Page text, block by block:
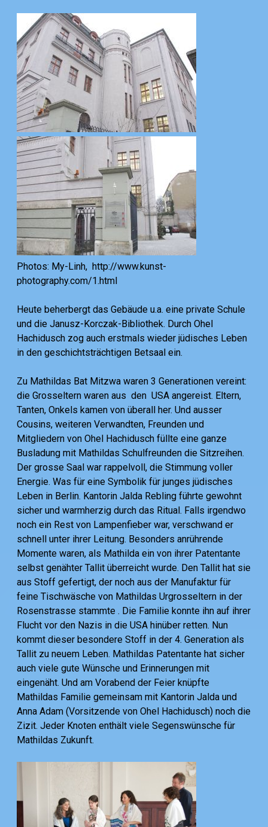
Photos: My-Linh, http://www.kunst-
photography.com/1.html
Heute beherbergt das Gebäude u.a. eine private Schule
und die Janusz-Korczak-Bibliothek. Durch Ohel
Hachidusch zog auch erstmals wieder jüdisches Leben
in den geschichtsträchtigen Betsaal ein.
Zu Mathildas Bat Mitzwa waren 3 Generationen vereint:
die Grosseltern waren aus den USA angereist. Eltern,
Tanten, Onkels kamen von überall her. Und ausser
Cousins, weiteren Verwandten, Freunden und
Mitgliedern von Ohel Hachidusch füllte eine ganze
Busladung mit Mathildas Schulfreunden die Sitzreihen.
Der grosse Saal war rappelvoll, die Stimmung voller
Energie. Was für eine Symbolik für junges jüdisches
Leben in Berlin. Kantorin Jalda Rebling führte gewohnt
sicher und warmherzig durch das Ritual. Falls irgendwo
noch ein Rest von Lampenfieber war, verschwand er
schnell unter ihrer Leitung. Besonders anrührende
Momente waren, als Mathilda ein von ihrer Patentante
selbst genähter Tallit überreicht wurde. Den Tallit hat sie
aus Stoff gefertigt, der noch aus der Manufaktur für
feine Tischwäsche von Mathildas Urgrosseltern in der
Rosenstrasse stammte . Die Familie konnte ihn auf ihrer
Flucht vor den Nazis in die USA hinüber retten. Nun
kommt dieser besondere Stoff in der 4. Generation als
Tallit zu neuem Leben. Mathildas Patentante hat sicher
auch viele gute Wünsche und Erinnerungen mit
eingenäht. Und am Vorabend der Feier knüpfte
Mathildas Familie gemeinsam mit Kantorin Jalda und
Anna Adam (Vorsitzende von Ohel Hachidusch) noch die
Zizit. Jeder Knoten enthält viele Segenswünsche für
Mathildas Zukunft.